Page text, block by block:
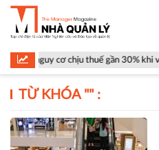
nguy cơ chịu thuế gần 30% khi vào Mỹ
TỪ KHÓA "" :